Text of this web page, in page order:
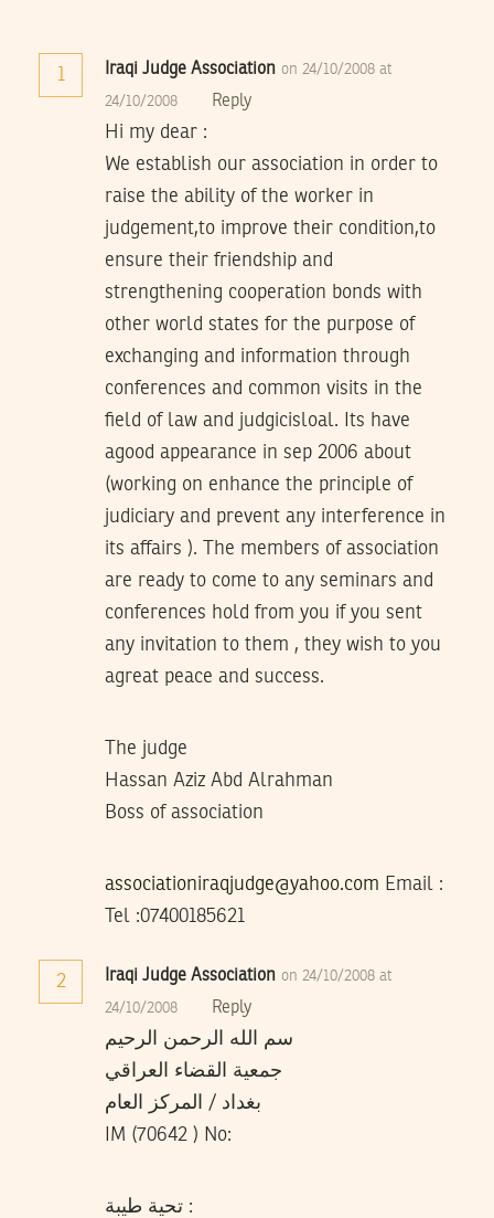
1 Iraqi Judge Association on 24/10/2008 at
24/10/2008 Reply
Hi my dear :
We establish our association in order to
raise the ability of the worker in
judgement,to improve their condition,to
ensure their friendship and
strengthening cooperation bonds with
other world states for the purpose of
exchanging and information through
conferences and common visits in the
field of law and judgicisloal. Its have
agood appearance in sep 2006 about
(working on enhance the principle of
judiciary and prevent any interference in
its affairs ). The members of association
are ready to come to any seminars and
conferences hold from you if you sent
any invitation to them , they wish to you
agreat peace and success.
The judge
Hassan Aziz Abd Alrahman
Boss of association
associationiraqjudge@yahoo.com Email :
Tel :07400185621
2 Iraqi Judge Association on 24/10/2008 at
24/10/2008 Reply
سم الله الرحمن الرحيم
جمعية القضاء العراقي
بغداد / المركز العام
IM (70642 ) No:
تحية طيبة :